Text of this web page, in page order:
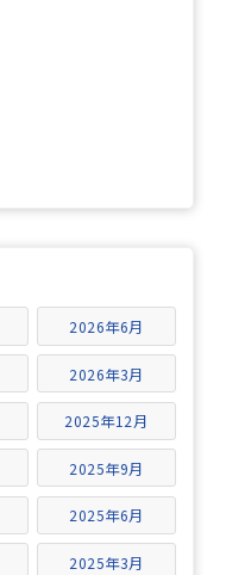
2026年6月
2026年3月
2025年12月
2025年9月
2025年6月
2025年3月